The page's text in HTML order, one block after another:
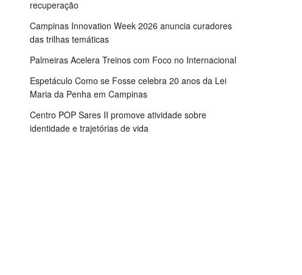
recuperação
Campinas Innovation Week 2026 anuncia curadores
das trilhas temáticas
Palmeiras Acelera Treinos com Foco no Internacional
Espetáculo Como se Fosse celebra 20 anos da Lei
Maria da Penha em Campinas
Centro POP Sares II promove atividade sobre
identidade e trajetórias de vida